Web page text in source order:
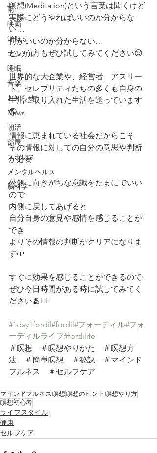
雨
映画
洋服
エシカル
睡眠
音楽
お知らせ
News
朝活
部屋
ストレス
メンタルヘルス
脳科学
瞑想(Meditation)という言葉は聞くけど
実際にどうやればいいのか分からな
い…
何がいいのか分からない…
という方もぜひ試してみてください😌
世界的な大企業や、経営者、アスリー
ト、セレブリティたちの多くも自身の
生活に取り入れた生活を送っています
🌎
情報に恵まれている社会だからこそ
その情報に対しての自分の意思や判断
が必要
外側に向きがちな意識をたまにでいい
ので
内側に戻してあげると
自分自身の意見や感情を感じることが
でき
よりその情報の判断がクリアになりま
す🌱
すぐに効果を感じることができるので
ぜひ今日時間がある時に試してみてく
ださい🫂👍🏼
#1day1fordil#fordil#フォーディル#フォ
ーディルライフ#fordilife
＃瞑想　＃瞑想やりかた　＃瞑想方
法　＃簡単瞑想　＃秘訣　＃マインド
フルネス　＃セルフケア
マインドフルネス 瞑想 瞑想のヒント 瞑想やり方
瞑想初心者
ライフスタイル
健康
セルフケア